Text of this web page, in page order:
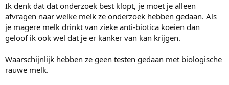
Ik denk dat dat onderzoek best klopt, je moet je alleen
afvragen naar welke melk ze onderzoek hebben gedaan. Als
je magere melk drinkt van zieke anti-biotica koeien dan
geloof ik ook wel dat je er kanker van kan krijgen.
Waarschijnlijk hebben ze geen testen gedaan met biologische
rauwe melk.